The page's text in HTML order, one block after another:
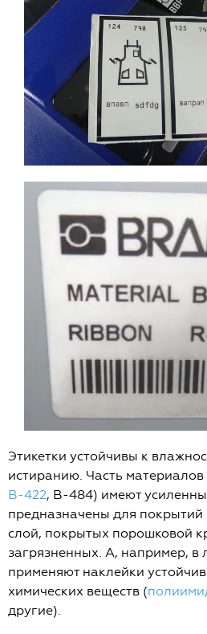
Этикетки устойчивы к
истиранию. Часть
B-422, B-484) имеют
предназначены для
слой, покрытых порошковой
загрязненных. А, например, в
применяют наклейки
химических веществ (
другие).